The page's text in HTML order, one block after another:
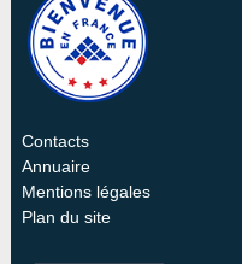
Contacts
Annuaire
Mentions légales
Plan du site